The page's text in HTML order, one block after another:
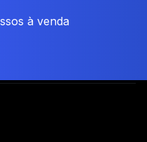
à venda